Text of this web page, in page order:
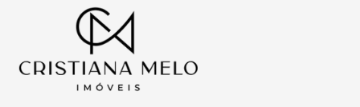
Página inicial